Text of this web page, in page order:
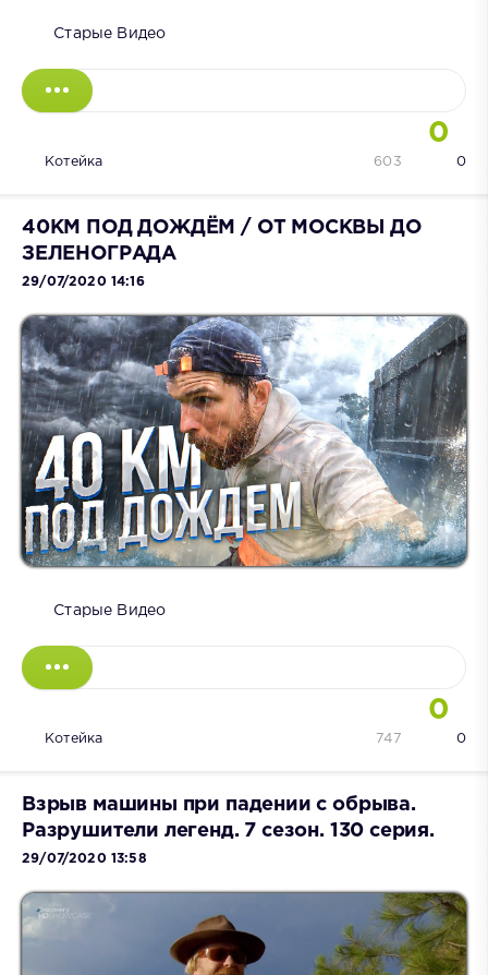
Старые Видео
0
Котейка 0
603
40КМ ПОД ДОЖДЁМ / ОТ МОСКВЫ ДО
ЗЕЛЕНОГРАДА
29/07/2020 14:16
Старые Видео
0
Котейка 0
747
Взрыв машины при падении с обрыва.
Разрушители легенд. 7 сезон. 130 серия.
29/07/2020 13:58